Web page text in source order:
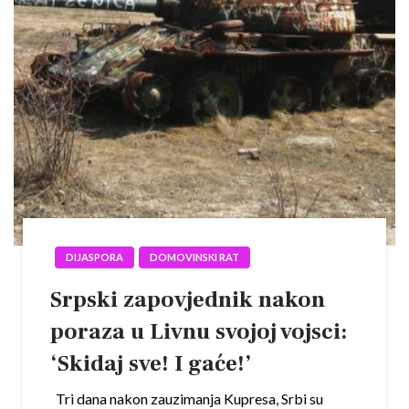
DIJASPORA DOMOVINSKI RAT
Srpski zapovjednik nakon
poraza u Livnu svojoj vojsci:
‘Skidaj sve! I gaće!’
Tri dana nakon zauzimanja Kupresa, Srbi su